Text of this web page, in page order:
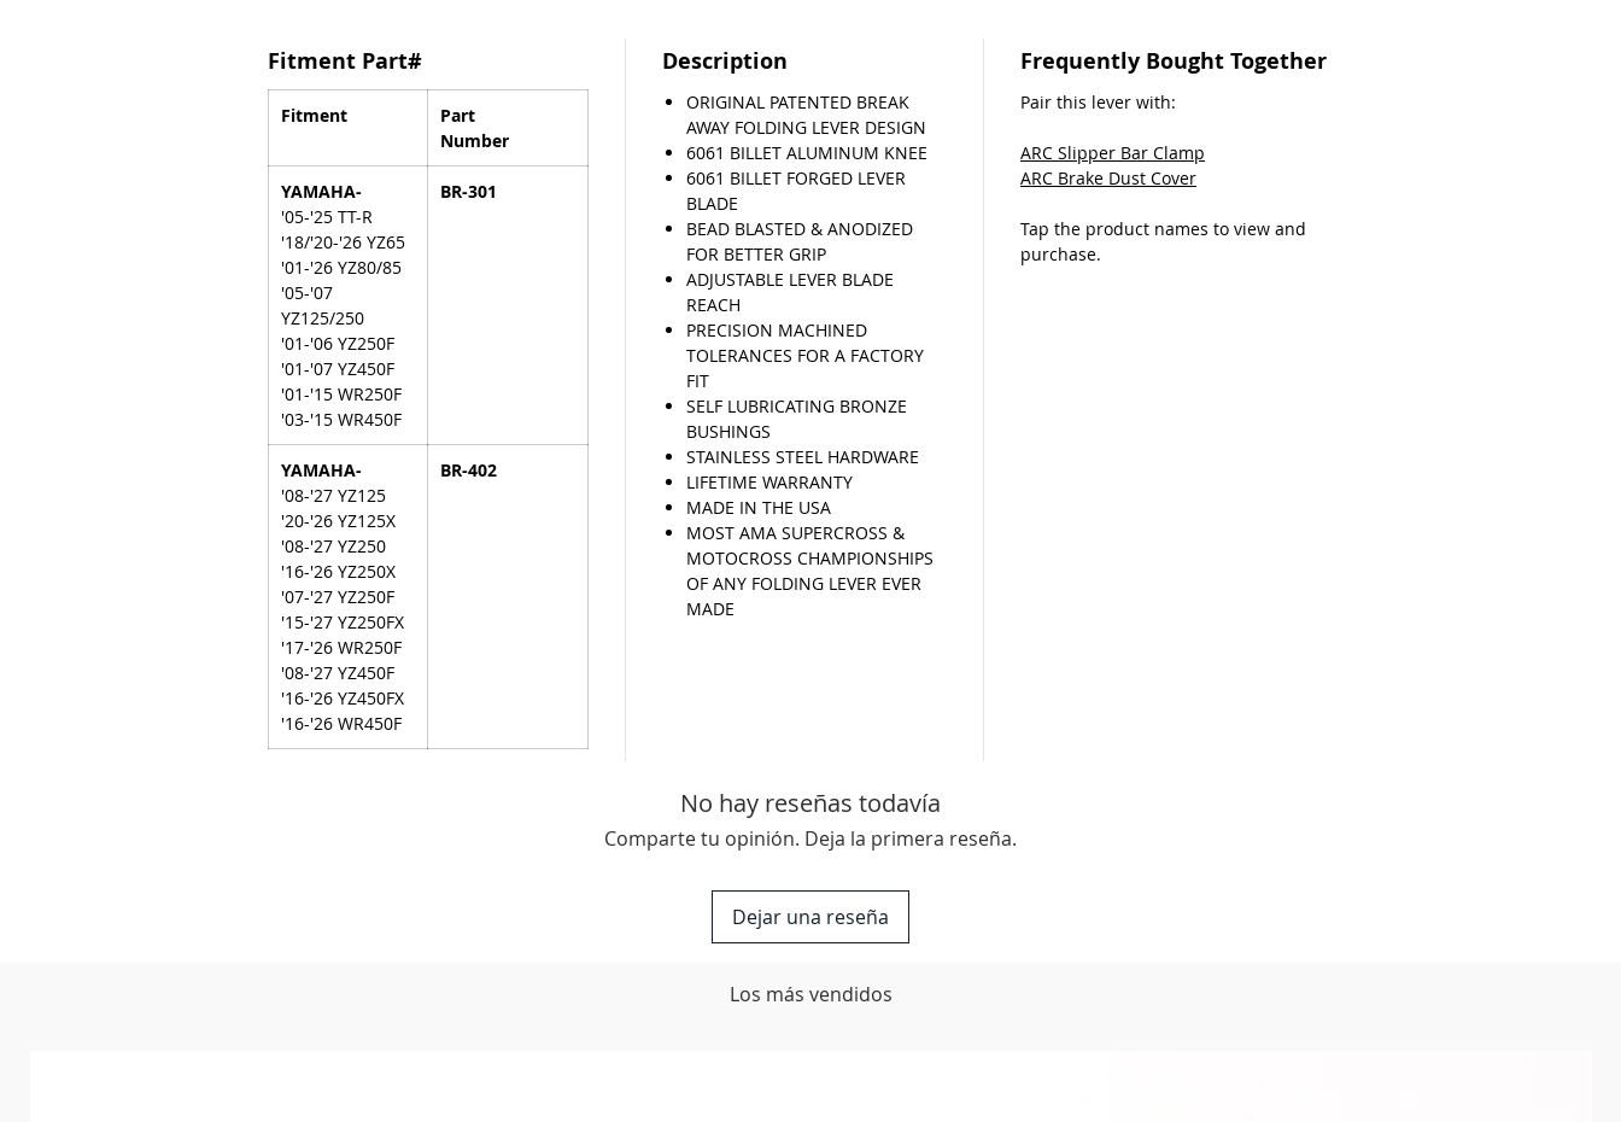
Fitment Part#
Fitment
Part
Number
YAMAHA-
'05-'25 TT-R
'18/'20-'26 YZ65
'01-'26 YZ80/85
'05-'07
YZ125/250
'01-'06 YZ250F
'01-'07 YZ450F
'01-'15 WR250F
'03-'15 WR450F
BR-301
YAMAHA-
'08-'27 YZ125
'20-'26 YZ125X
'08-'27 YZ250
'16-'26 YZ250X
'07-'27 YZ250F
'15-'27 YZ250FX
'17-'26 WR250F
'08-'27 YZ450F
'16-'26 YZ450FX
'16-'26 WR450F
BR-402
Description
ORIGINAL PATENTED BREAK
AWAY FOLDING LEVER DESIGN
6061 BILLET ALUMINUM KNEE
6061 BILLET FORGED LEVER
BLADE
BEAD BLASTED & ANODIZED
FOR BETTER GRIP
ADJUSTABLE LEVER BLADE
REACH
PRECISION MACHINED
TOLERANCES FOR A FACTORY
FIT
SELF LUBRICATING BRONZE
BUSHINGS
STAINLESS STEEL HARDWARE
LIFETIME WARRANTY
MADE IN THE USA
MOST AMA SUPERCROSS &
MOTOCROSS CHAMPIONSHIPS
OF ANY FOLDING LEVER EVER
MADE
Frequently Bought Together
Pair this lever with:
ARC Slipper Bar Clamp
ARC Brake Dust Cover
Tap the product names to view and
purchase.
No hay reseñas todavía
Comparte tu opinión. Deja la primera reseña.
Dejar una reseña
Los más vendidos